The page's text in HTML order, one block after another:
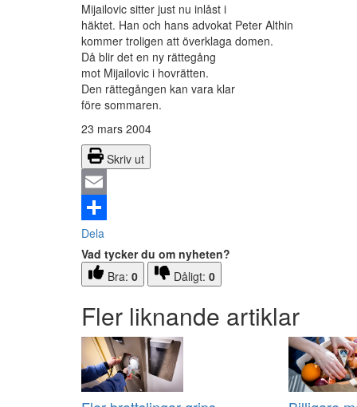
Mijailovic sitter just nu inlåst i
häktet. Han och hans advokat Peter Althin
kommer troligen att överklaga domen.
Då blir det en ny rättegång
mot Mijailovic i hovrätten.
Den rättegången kan vara klar
före sommaren.
23 mars 2004
Skriv ut
Email
Dela
Vad tycker du om nyheten?
Bra: 0 Dåligt: 0
Fler liknande artiklar